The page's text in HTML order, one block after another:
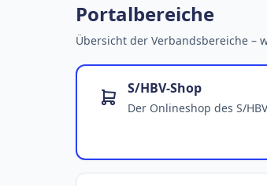
Portalbereiche
Übersicht der Verbandsbereiche –
S/HBV-Shop
Der Onlineshop des S/HBV